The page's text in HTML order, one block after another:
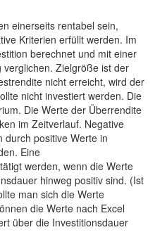
einerseits rentabel sein,
Kriterien erfüllt werden. Im
berechnet und mit einer
Zielgröße ist der
nicht erreicht, wird der
nicht investiert werden. Die
Die Werte der Überrendite
im Zeitverlauf. Negative
durch positive Werte in
Eine
werden, wenn die Werte
hinweg positiv sind. (Ist
man sich die Werte
die Werte nach Excel
über die Investitionsdauer